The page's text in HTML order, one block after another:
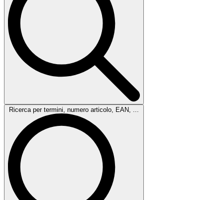
Ricerca per termini, numero articolo, EAN, ...